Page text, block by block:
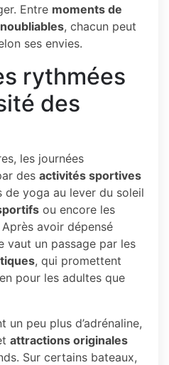
Entre moments de
, chacun peut
ses envies.
rythmées
des
les journées
des activités sportives
de yoga au lever du soleil
ou encore les
avoir dépensé
vaut un passage par les
, qui promettent
pour les adultes que
un peu plus d’adrénaline,
attractions originales
Sur certains bateaux,